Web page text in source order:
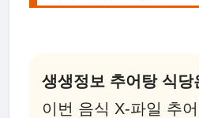
생생정보 추어탕 식당
이번 음식 X-파일 추